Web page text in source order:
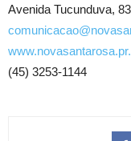
Avenida Tucunduva,
(45) 3253-1144